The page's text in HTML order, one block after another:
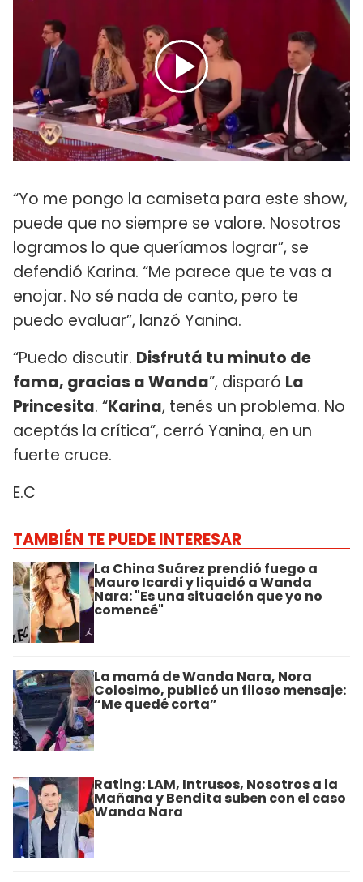
“Yo me pongo la camiseta para este show,
puede que no siempre se valore. Nosotros
logramos lo que queríamos lograr”, se
defendió Karina. “Me parece que te vas a
enojar. No sé nada de canto, pero te
puedo evaluar”, lanzó Yanina.
“Puedo discutir. Disfrutá tu minuto de
fama, gracias a Wanda”, disparó La
Princesita. “Karina, tenés un problema. No
aceptás la crítica”, cerró Yanina, en un
fuerte cruce.
E.C
TAMBIÉN TE PUEDE INTERESAR
La China Suárez prendió fuego a
Mauro Icardi y liquidó a Wanda
Nara: "Es una situación que yo no
comencé"
La mamá de Wanda Nara, Nora
Colosimo, publicó un filoso mensaje:
“Me quedé corta”
Rating: LAM, Intrusos, Nosotros a la
Mañana y Bendita suben con el caso
Wanda Nara